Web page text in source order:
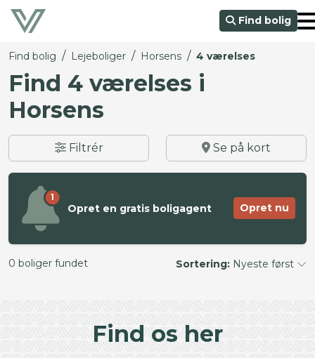
Find bolig
Find bolig / Lejeboliger / Horsens / 4 værelses
Find 4 værelses i
Horsens
Filtrér Se på kort
1
Opret en gratis boligagent Opret nu
0 boliger fundet Sortering: Nyeste først
Find os her